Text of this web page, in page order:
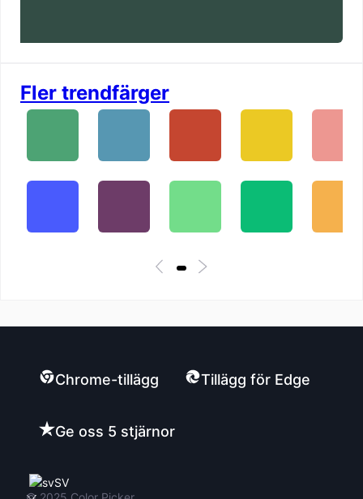
Fler trendfärger
Chrome-tillägg Tillägg för Edge
Ge oss 5 stjärnor
SV